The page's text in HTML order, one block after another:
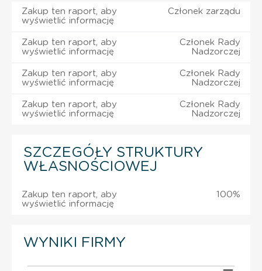
Zakup ten raport, aby
wyświetlić informację
Członek zarządu
Zakup ten raport, aby
wyświetlić informację
Członek Rady
Nadzorczej
Zakup ten raport, aby
wyświetlić informację
Członek Rady
Nadzorczej
Zakup ten raport, aby
wyświetlić informację
Członek Rady
Nadzorczej
SZCZEGÓŁY STRUKTURY
WŁASNOŚCIOWEJ
Zakup ten raport, aby
wyświetlić informację
100%
WYNIKI FIRMY